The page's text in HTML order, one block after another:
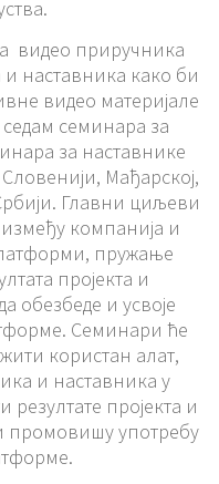
видео приручника
наставника како би
видео материјале
семинара за
за наставнике
Мађарској,
Главни циљеви
компанија и
пружање
пројекта и
обезбеде и усвоје
Семинари ће
користан алат,
и наставника у
пројекта и
промовишу употребу